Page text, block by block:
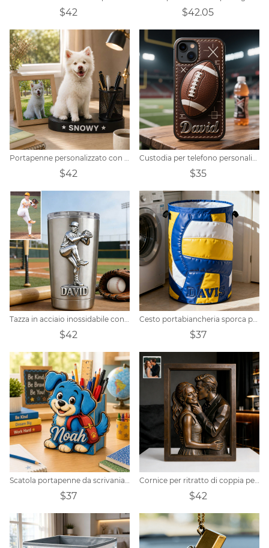
$42 $42.05
Portapenne personalizzato con scultura realistica di animale domestico.
$42
Custodia per telefono personalizzata con tema rugby
$35
Tazza in acciaio inossidabile con foto realistica personalizzata di un giocatore di baseball
$42
Cesto portabiancheria sporca personalizzato con tema sportivo sulla superficie da pallavolo
$37
Scatola portapenne da scrivania personalizzata con immagine di un cane per bambini
$37
Cornice per ritratto di coppia personalizzata
$42